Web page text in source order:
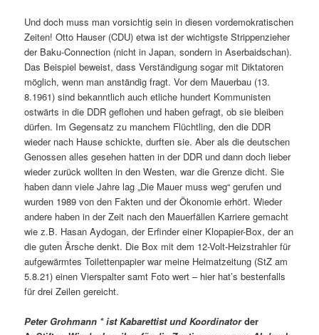
Und doch muss man vorsichtig sein in diesen vordemokratischen
Zeiten! Otto Hauser (CDU) etwa ist der wichtigste Strippenzieher
der Baku-Connection (nicht in Japan, sondern in Aserbaidschan).
Das Beispiel beweist, dass Verständigung sogar mit Diktatoren
möglich, wenn man anständig fragt. Vor dem Mauerbau (13.
8.1961) sind bekanntlich auch etliche hundert Kommunisten
ostwärts in die DDR geflohen und haben gefragt, ob sie bleiben
dürfen. Im Gegensatz zu manchem Flüchtling, den die DDR
wieder nach Hause schickte, durften sie. Aber als die deutschen
Genossen alles gesehen hatten in der DDR und dann doch lieber
wieder zurück wollten in den Westen, war die Grenze dicht. Sie
haben dann viele Jahre lag „Die Mauer muss weg“ gerufen und
wurden 1989 von den Fakten und der Ökonomie erhört. Wieder
andere haben in der Zeit nach den Mauerfällen Karriere gemacht
wie z.B. Hasan Aydogan, der Erfinder einer Klopapier-Box, der an
die guten Ärsche denkt. Die Box mit dem 12-Volt-Heizstrahler für
aufgewärmtes Toilettenpapier war meine Heimatzeitung (StZ am
5.8.21) einen Vierspalter samt Foto wert – hier hat’s bestenfalls
für drei Zeilen gereicht.
Peter Grohmann * ist Kabarettist und Koordinatorder